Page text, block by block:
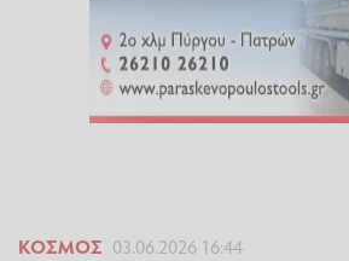
ΚΌΣΜΟΣ 03.06.2026 16:44